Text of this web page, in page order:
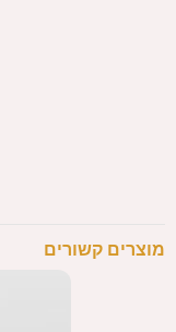
מוצרים קשורים